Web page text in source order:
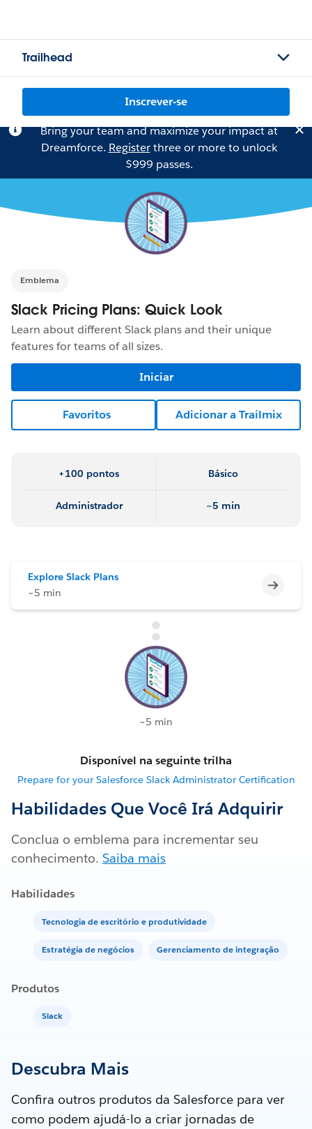
Trailhead
Inscrever-se
Bring your team and maximize your impact at
Dreamforce. Registerthree or more to unlock
$999 passes.
Emblema
Slack Pricing Plans: Quick Look
Learn about different Slack plans and their unique
features for teams of all sizes.
Iniciar
Favoritos Adicionar a Trailmix
+100 pontos Básico
Administrador ~5 min
Explore Slack Plans
~5 min
~5 min
Disponível na seguinte trilha
Prepare for your Salesforce Slack Administrator Certification
Habilidades Que Você Irá Adquirir
Conclua o emblema para incrementar seu
conhecimento. Saiba mais
Habilidades
Tecnologia de escritório e produtividade
Estratégia de negócios Gerenciamento de integração
Produtos
Slack
Descubra Mais
Confira outros produtos da Salesforce para ver
como podem ajudá-lo a criar jornadas de